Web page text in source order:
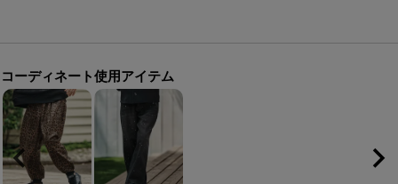
コーディネート使用アイテム